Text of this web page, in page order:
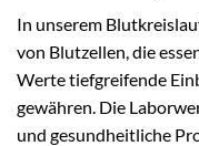
In unserem
von Blutzellen, die
Werte tiefgreifende
gewähren. Die
und gesundheitliche